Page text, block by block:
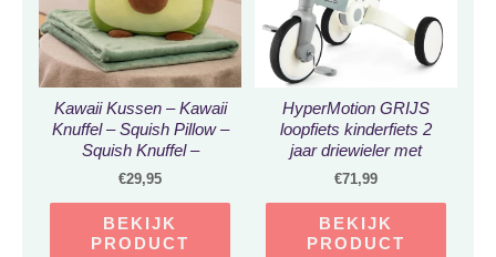
Kawaii Kussen – Kawaii
Knuffel – Squish Pillow –
Squish Knuffel –
Avocado – 35cm
€29,95
BEKIJK
PRODUCT
HyperMotion GRIJS
loopfiets kinderfiets 2
jaar driewieler met
duwstang jongens kinder
driewielers jongen
meisje step peuter
€71,99
BEKIJK
PRODUCT